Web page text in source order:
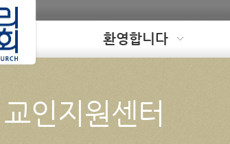
Loading 환영합니다
교인지원센터